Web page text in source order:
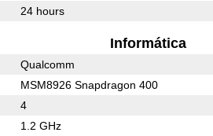
24 hours
Informática
Qualcomm
MSM8926 Snapdragon 400
4
1.2 GHz